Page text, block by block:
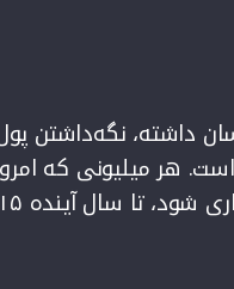
سال‌های اخیر بین ۳۰ تا ۵۰ درصد نوسان داشته،
هر میلیونی که